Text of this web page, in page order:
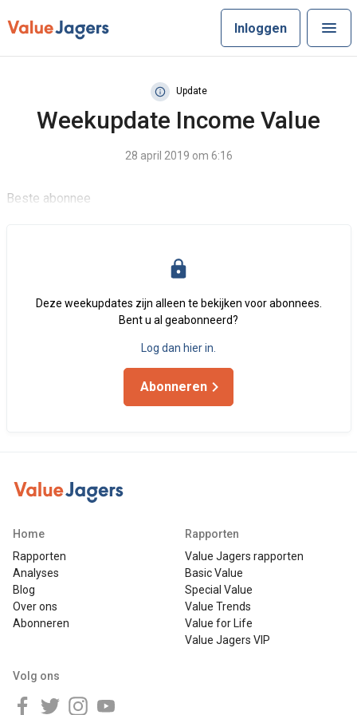
Inloggen
Update
Weekupdate Income Value
28 april 2019 om 6:16
Beste abonnee
Deze weekupdates zijn alleen te bekijken voor abonnees.
Bent u al geabonneerd?
Log dan hier in.
Abonneren
Home
Rapporten
Analyses
Blog
Over ons
Abonneren
Rapporten
Value Jagers rapporten
Basic Value
Special Value
Value Trends
Value for Life
Value Jagers VIP
Volg ons